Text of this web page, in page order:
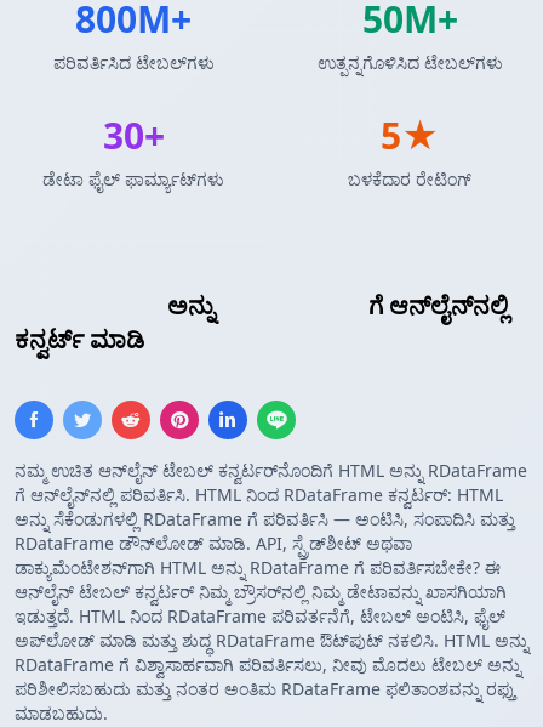
ಅನ್ನು
ಗೆ ಆನ್‌ಲೈನ್‌ನಲ್ಲಿ
ಕನ್ವರ್ಟ್ ಮಾಡಿ
ನಮ್ಮ ಉಚಿತ ಆನ್‌ಲೈನ್ ಟೇಬಲ್ ಕನ್ವರ್ಟರ್‌ನೊಂದಿಗೆ HTML ಅನ್ನು RDataFrame
ಗೆ ಆನ್‌ಲೈನ್‌ನಲ್ಲಿ ಪರಿವರ್ತಿಸಿ. HTML ನಿಂದ RDataFrame ಕನ್ವರ್ಟರ್: HTML
ಅನ್ನು ಸೆಕೆಂಡುಗಳಲ್ಲಿ RDataFrame ಗೆ ಪರಿವರ್ತಿಸಿ — ಅಂಟಿಸಿ, ಸಂಪಾದಿಸಿ ಮತ್ತು
RDataFrame ಡೌನ್‌ಲೋಡ್ ಮಾಡಿ. API, ಸ್ಪ್ರೆಡ್‌ಶೀಟ್ ಅಥವಾ
ಡಾಕ್ಯುಮೆಂಟೇಶನ್‌ಗಾಗಿ HTML ಅನ್ನು RDataFrame ಗೆ ಪರಿವರ್ತಿಸಬೇಕೇ? ಈ
ಆನ್‌ಲೈನ್ ಟೇಬಲ್ ಕನ್ವರ್ಟರ್ ನಿಮ್ಮ ಬ್ರೌಸರ್‌ನಲ್ಲಿ ನಿಮ್ಮ ಡೇಟಾವನ್ನು ಖಾಸಗಿಯಾಗಿ
ಇಡುತ್ತದೆ. HTML ನಿಂದ RDataFrame ಪರಿವರ್ತನೆಗೆ, ಟೇಬಲ್ ಅಂಟಿಸಿ, ಫೈಲ್
ಅಪ್‌ಲೋಡ್ ಮಾಡಿ ಮತ್ತು ಶುದ್ಧ RDataFrame ಔಟ್‌ಪುಟ್ ನಕಲಿಸಿ. HTML ಅನ್ನು
RDataFrame ಗೆ ವಿಶ್ವಾಸಾರ್ಹವಾಗಿ ಪರಿವರ್ತಿಸಲು, ನೀವು ಮೊದಲು ಟೇಬಲ್ ಅನ್ನು
ಪರಿಶೀಲಿಸಬಹುದು ಮತ್ತು ನಂತರ ಅಂತಿಮ RDataFrame ಫಲಿತಾಂಶವನ್ನು ರಫ್ತು
ಮಾಡಬಹುದು.
800M+
ಪರಿವರ್ತಿಸಿದ ಟೇಬಲ್‌ಗಳು
50M+
ಉತ್ಪನ್ನಗೊಳಿಸಿದ ಟೇಬಲ್‌ಗಳು
30+
ಡೇಟಾ ಫೈಲ್ ಫಾರ್ಮ್ಯಾಟ್‌ಗಳು
5★
ಬಳಕೆದಾರ ರೇಟಿಂಗ್